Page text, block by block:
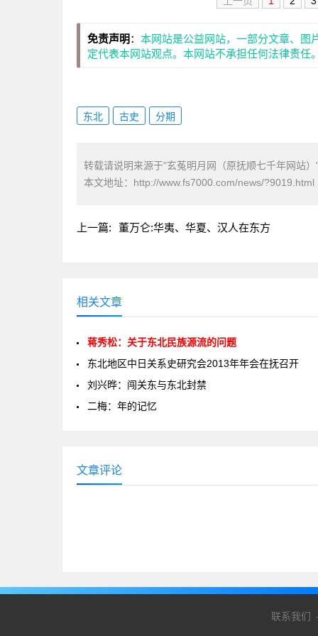
免责声明 ： 本网站是公益网站，一部分文章、图
定代表本网站观点。本网站不承担任何法律责
东北 古史 分期
转载请说明来源于"玄菟明月网（原抚顺七千年网站）
本文地址： http://www.fs7000.com/news/?9019.html
上一篇: 董万仑:华夷、华夏、汉人在东方
相关文章
蒋秀松：关于东北民族源流的问题
东北地区中日关系史研究会2013年年会在抚召开
刘兴晔：闯关东与东北封禁
二梅：年的记忆
文章评论
联系我们